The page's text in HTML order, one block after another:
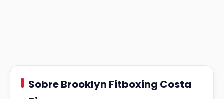
Sobre Brooklyn Fitboxing Costa